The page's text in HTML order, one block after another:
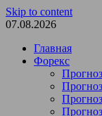
Skip to content
07.08.2026
Главная
Форекс